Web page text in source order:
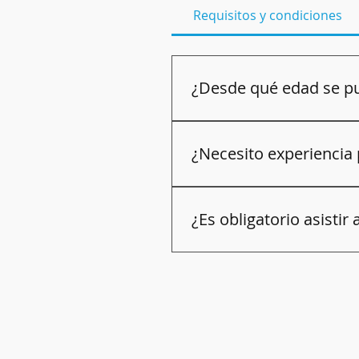
Requisitos y condiciones
¿Desde qué edad se
a partir del año con
¿Necesito
que deseen perfeccionarse.
¿Es obligatorio asistir